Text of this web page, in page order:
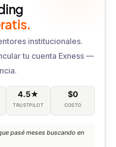
institucionales.
tu cuenta Exness —
4.5★
TRUSTPILOT
$0
COSTO
pasé meses buscando en